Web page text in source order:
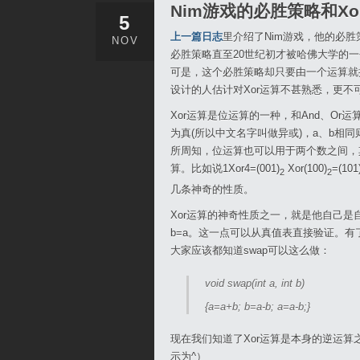
5
NOV
Nim游戏的必胜策略和
上一篇日志里介绍了Nim游戏，他的必
必胜策略直至20世纪初才被哈佛大学的
可是，这个必胜策略却只要由一个运算
设计的人估计对Xor运算不甚熟悉，更不
Xor运算是位运算的一种，和And、Or运
为真(所以中文名字叫做异或)，a、b相
所周知，位运算也可以用于两个数之间
算。比如说1Xor4=(001)2 Xor(100)2
几条神奇的性质。
Xor运算的神奇性质之一，就是他自己是
b=a。这一点可以从真值表直接验证。
大家应该都知道swap可以这么做：
void swap(int a, int b)
{a=a+b; b=a-b; a=a-b;}
现在我们知道了Xor运算是本身的逆运算
示为^）